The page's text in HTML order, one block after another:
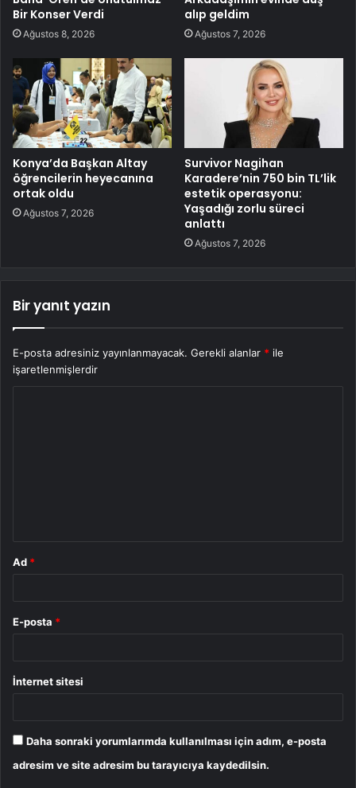
Bir Konser Verdi
Ağustos 8, 2026
alıp geldim
Ağustos 7, 2026
Konya’da Başkan Altay
öğrencilerin heyecanına
ortak oldu
Ağustos 7, 2026
Survivor Nagihan
Karadere’nin 750 bin TL’lik
estetik operasyonu:
Yaşadığı zorlu süreci
anlattı
Ağustos 7, 2026
Bir yanıt yazın
E-posta adresiniz yayınlanmayacak. Gerekli alanlar * ile
işaretlenmişlerdir
Ad *
E-posta *
İnternet sitesi
Daha sonraki yorumlarımda kullanılması için adım, e-posta
adresim ve site adresim bu tarayıcıya kaydedilsin.